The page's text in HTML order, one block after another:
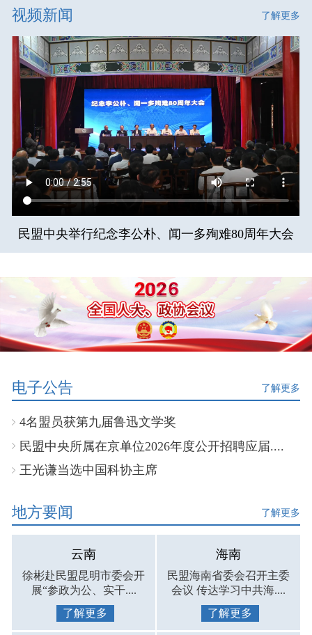
视频新闻 了解更多
民盟中央举行纪念李公朴、闻一多殉难80周年大会
电子公告 了解更多
4名盟员获第九届鲁迅文学奖
民盟中央所属在京单位2026年度公开招聘应届....
王光谦当选中国科协主席
地方要闻 了解更多
云南
徐彬赴民盟昆明市委会开
展“参政为公、实干....
了解更多
海南
民盟海南省委会召开主委
会议 传达学习中共海....
了解更多